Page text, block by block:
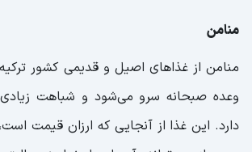
منامن
منامن از غذاهای اصیل و قدیمی کشور
وعده صبحانه سرو می‌شود و شباهت زیادی
دارد. این غذا از آنجایی که ارزان قیمت